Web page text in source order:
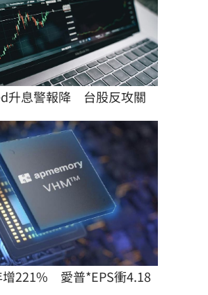
升息警報降　台股反攻關
221%　愛普*EPS衝4.18